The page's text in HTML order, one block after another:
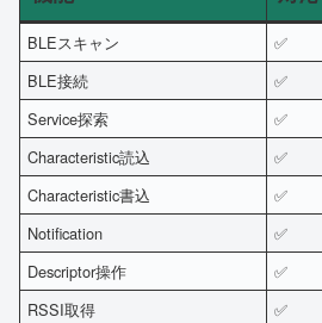
BLEスキャン
✅
BLE接続
✅
Service探索
✅
Characteristic読込
✅
Characteristic書込
✅
Notification
✅
Descriptor操作
✅
RSSI取得
✅